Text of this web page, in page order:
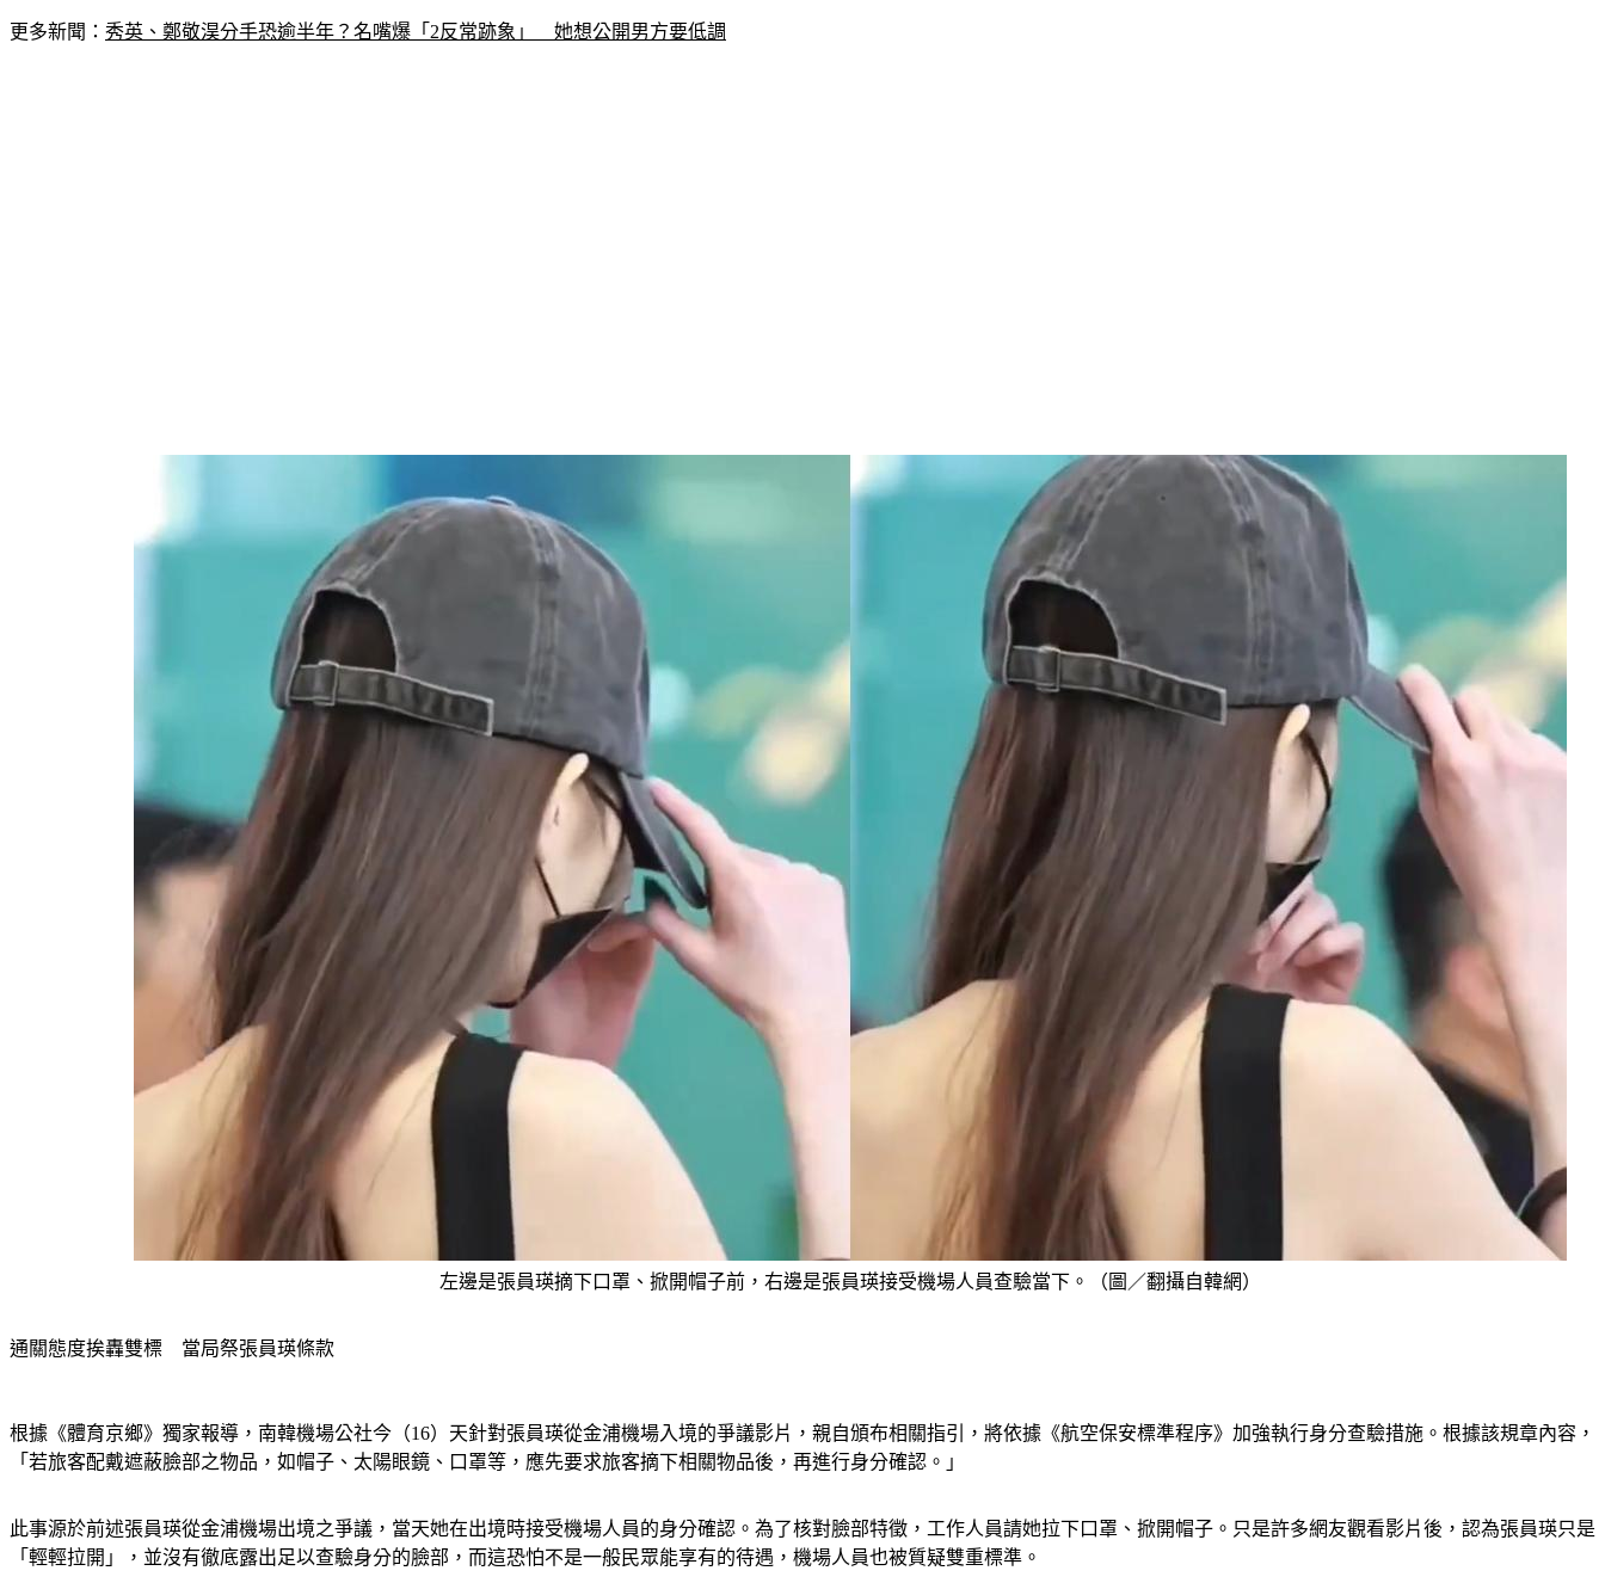
更多新聞： 秀英、鄭敬淏分手恐逾半年？名嘴爆「2反常跡象」　她想公開男方要低調
左邊是張員瑛摘下口罩、掀開帽子前，右邊是張員瑛接受機場人員查驗當下。（圖／翻攝自韓網）
通關態度挨轟雙標　當局祭張員瑛條款
根據《體育京鄉》獨家報導，南韓機場公社今（16）天針對張員瑛從金浦機場入境的爭議影片，親自頒布相關指引，將依據《航空保安標準程序》加強執行身分查驗措施。根據該規章內容，
「若旅客配戴遮蔽臉部之物品，如帽子、太陽眼鏡、口罩等，應先要求旅客摘下相關物品後，再進行身分確認。」
此事源於前述張員瑛從金浦機場出境之爭議，當天她在出境時接受機場人員的身分確認。為了核對臉部特徵，工作人員請她拉下口罩、掀開帽子。只是許多網友觀看影片後，認為張員瑛只是
「輕輕拉開」，並沒有徹底露出足以查驗身分的臉部，而這恐怕不是一般民眾能享有的待遇，機場人員也被質疑雙重標準。